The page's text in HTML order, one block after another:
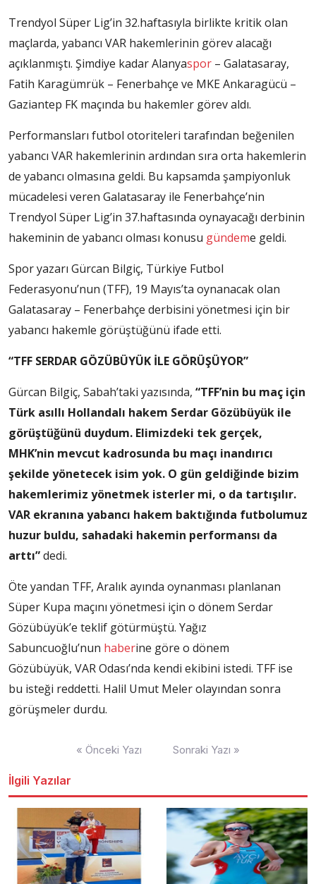
Trendyol Süper Lig’in 32.haftasıyla birlikte kritik olan
maçlarda, yabancı VAR hakemlerinin görev alacağı
açıklanmıştı. Şimdiye kadar Alanyaspor – Galatasaray,
Fatih Karagümrük – Fenerbahçe ve MKE Ankaragücü –
Gaziantep FK maçında bu hakemler görev aldı.
Performansları futbol otoriteleri tarafından beğenilen
yabancı VAR hakemlerinin ardından sıra orta hakemlerin
de yabancı olmasına geldi. Bu kapsamda şampiyonluk
mücadelesi veren Galatasaray ile Fenerbahçe’nin
Trendyol Süper Lig’in 37.haftasında oynayacağı derbinin
hakeminin de yabancı olması konusu gündeme geldi.
Spor yazarı Gürcan Bilgiç, Türkiye Futbol
Federasyonu’nun (TFF), 19 Mayıs’ta oynanacak olan
Galatasaray – Fenerbahçe derbisini yönetmesi için bir
yabancı hakemle görüştüğünü ifade etti.
“TFF SERDAR GÖZÜBÜYÜK İLE GÖRÜŞÜYOR”
Gürcan Bilgiç, Sabah’taki yazısında, “TFF’nin bu maç için
Türk asıllı Hollandalı hakem Serdar Gözübüyük ile
görüştüğünü duydum. Elimizdeki tek gerçek,
MHK’nin mevcut kadrosunda bu maçı inandırıcı
şekilde yönetecek isim yok. O gün geldiğinde bizim
hakemlerimiz yönetmek isterler mi, o da tartışılır.
VAR ekranına yabancı hakem baktığında futbolumuz
huzur buldu, sahadaki hakemin performansı da
arttı”dedi.
Öte yandan TFF, Aralık ayında oynanması planlanan
Süper Kupa maçını yönetmesi için o dönem Serdar
Gözübüyük’e teklif götürmüştü. Yağız
Sabuncuoğlu’nun haberine göre o dönem
Gözübüyük, VAR Odası’nda kendi ekibini istedi. TFF ise
bu isteği reddetti. Halil Umut Meler olayından sonra
görüşmeler durdu.
« Önceki Yazı Sonraki Yazı »
İlgili Yazılar